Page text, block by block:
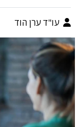
עו"ד ערן הוד